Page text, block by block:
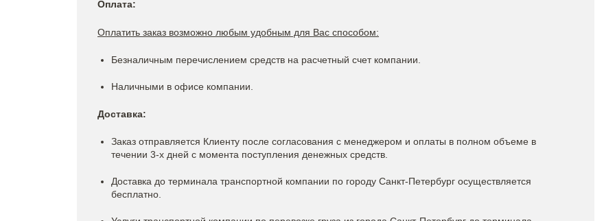
Оплата:
Оплатить заказ возможно любым удобным для Вас способом:
Безналичным перечислением средств на расчетный счет компании.
Наличными в офисе компании.
Доставка:
Заказ отправляется Клиенту после согласования с менеджером и оплаты в полном объеме в
течении 3-х дней с момента поступления денежных средств.
Доставка до терминала транспортной компании по городу Санкт-Петербург осуществляется
бесплатно.